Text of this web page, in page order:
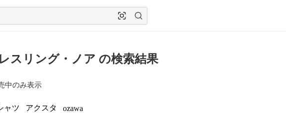
スリング・ノア の検索結果
中のみ表示
ャツ アクスタ ozawa